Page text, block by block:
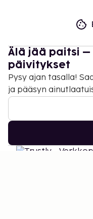
Älä jää paitsi
päivitykset
Pysy ajan tasalla!
ja pääsyn